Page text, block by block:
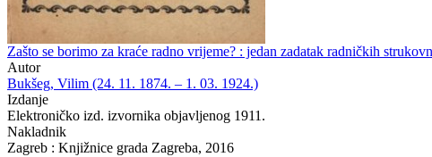
Zašto se borimo za kraće radno vrijeme? : jedan zadatak radničkih
Autor
Bukšeg, Vilim (24. 11. 1874. – 1. 03. 1924.)
Izdanje
Elektroničko izd. izvornika objavljenog 1911.
Nakladnik
Zagreb : Knjižnice grada Zagreba, 2016